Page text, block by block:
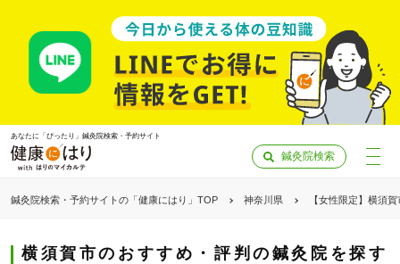
あなたに「ぴったり」鍼灸院検索・予約サイト
鍼灸院検索
鍼灸院検索・予約サイトの「健康にはり」TOP 神奈川県 【女性限定】横須
横須賀市のおすすめ・評判の鍼灸院を探す